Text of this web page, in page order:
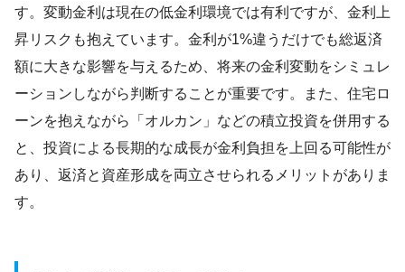
す。変動金利は現在の低金利環境では有利ですが、金利上
昇リスクも抱えています。金利が1%違うだけでも総返済
額に大きな影響を与えるため、将来の金利変動をシミュレ
ーションしながら判断することが重要です。また、住宅ロ
ーンを抱えながら「オルカン」などの積立投資を併用する
と、投資による長期的な成長が金利負担を上回る可能性が
あり、返済と資産形成を両立させられるメリットがありま
す。